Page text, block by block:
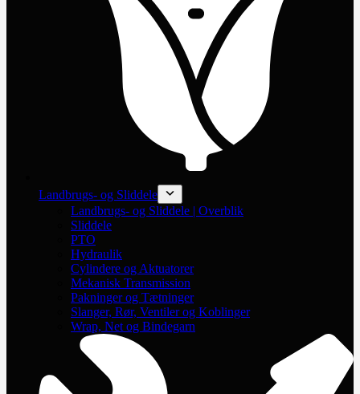
Landbrugs- og Sliddele
Landbrugs- og Sliddele | Overblik
Sliddele
PTO
Hydraulik
Cylindere og Aktuatorer
Mekanisk Transmission
Pakninger og Tætninger
Slanger, Rør, Ventiler og Koblinger
Wrap, Net og Bindegarn